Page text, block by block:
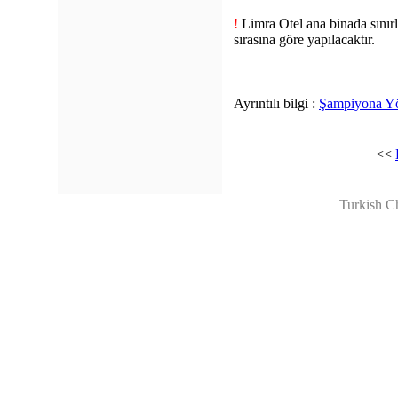
! Limra Otel ana binada
sırasına göre yapılacaktır.
Ayrıntılı bilgi : Şampiyona
<<
Turkish